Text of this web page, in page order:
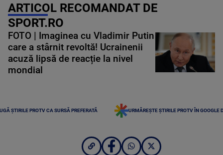
ARTICOL RECOMANDAT DE
SPORT.RO
FOTO | Imaginea cu Vladimir Putin
care a stârnit revoltă! Ucrainenii
acuză lipsă de reacție la nivel
mondial
ȘTIRILE PROTV CA SURSĂ PREFERATĂ URMĂREȘTE ȘTIRILE PROTV ÎN GOOGLE